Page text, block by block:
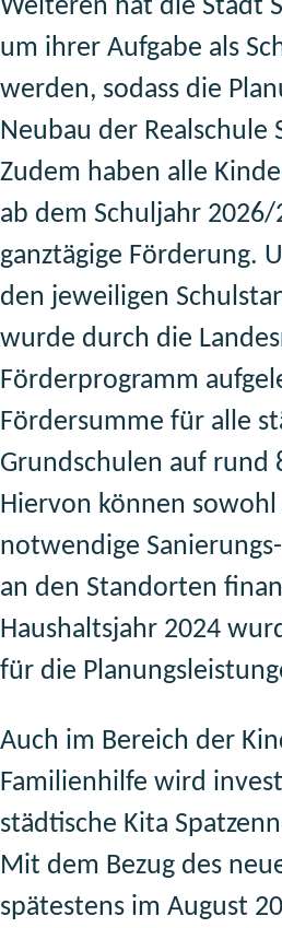
Weiteren hat die Stadt
um ihrer Aufgabe als
werden, sodass die
Neubau der
Zudem haben alle
ab dem Schuljahr
ganztägige Förderung.
den jeweiligen
wurde durch die
Förderprogramm
Fördersumme für alle
Grundschulen auf rund
Hiervon können
notwendige
an den Standorten
Haushaltsjahr 2024
für die
Auch im Bereich der
Familienhilfe wird
städtische Kita
Mit dem Bezug des
spätestens im August